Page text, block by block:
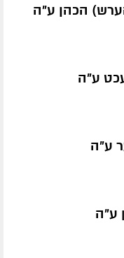
הכהן ע״ה
ע״ה
ע״ה
ע״ה